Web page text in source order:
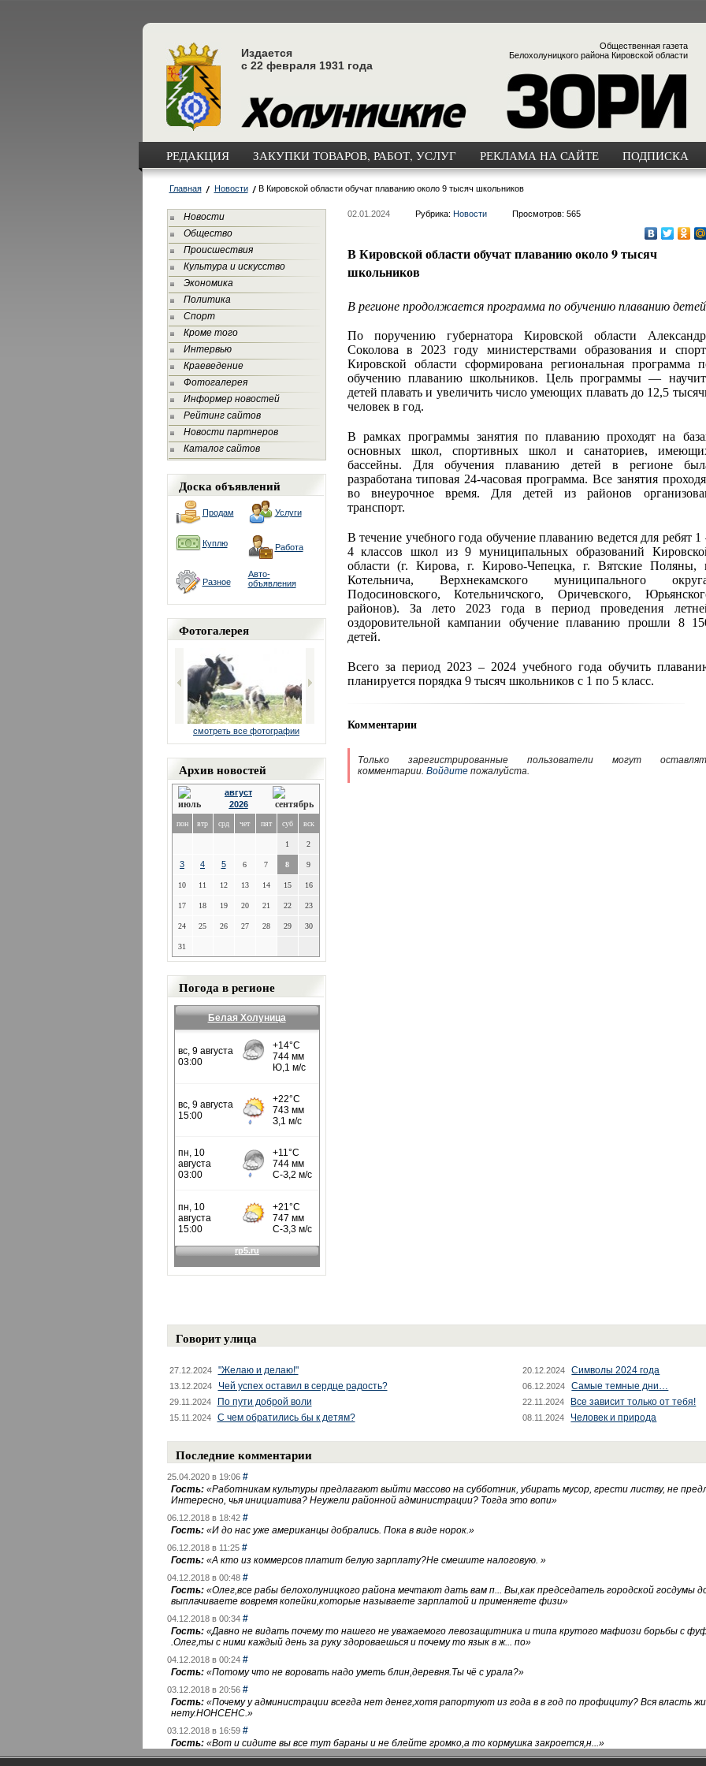
Издается
с 22 февраля 1931 года
Общественная газета
Белохолуницкого района Кировской области
РЕДАКЦИЯ ЗАКУПКИ ТОВАРОВ, РАБОТ, УСЛУГ РЕКЛАМА НА САЙТЕ ПОДПИСКА
Главная Новости В Кировской области обучат плаванию около 9 тысяч школьников
Новости
Общество
Происшествия
Культура и искусство
Экономика
Политика
Спорт
Кроме того
Интервью
Краеведение
Фотогалерея
Информер новостей
Рейтинг сайтов
Новости партнеров
Каталог сайтов
Доска объявлений
Продам Услуги
Куплю Работа
Разное
Авто-
объявления
Фотогалерея
смотреть все фотографии
Архив новостей
август
2026
пон втр срд чет пят суб вск
1 2
3 4 5 6 7 8 9
10 11 12 13 14 15 16
17 18 19 20 21 22 23
24 25 26 27 28 29 30
31
Погода в регионе
Белая Холуница
02.01.2024 Рубрика: Новости Просмотров: 565
В Кировской области обучат плаванию около 9 тысяч
школьников
В регионе продолжается программа по обучению плаванию
По поручению губернатора Кировской области
Соколова в 2023 году министерствами образования и
Кировской области сформирована региональная программа
обучению плаванию школьников. Цель программы —
детей плавать и увеличить число умеющих плавать до 12,5
человек в год.
В рамках программы занятия по плаванию проходят на
основных школ, спортивных школ и санаториев,
бассейны. Для обучения плаванию детей в регионе
разработана типовая 24-часовая программа. Все занятия
во внеурочное время. Для детей из районов
транспорт.
В течение учебного года обучение плаванию ведется для ребят 1
4 классов школ из 9 муниципальных образований
области (г. Кирова, г. Кирово-Чепецка, г. Вятские Поляны,
Котельнича, Верхнекамского муниципального
Подосиновского, Котельничского, Оричевского,
районов). За лето 2023 года в период проведения
оздоровительной кампании обучение плаванию прошли 8
детей.
Всего за период 2023 – 2024 учебного года обучить
планируется порядка 9 тысяч школьников с 1 по 5 класс.
Комментарии
Только зарегистрированные пользователи могут
комментарии. Войдитепожалуйста.
Говорит улица
27.12.2024 "Желаю и делаю!" 20.12.2024 Символы 2024 года
13.12.2024 Чей успех оставил в сердце радость? 06.12.2024 Самые темные дни…
29.11.2024 По пути доброй воли 22.11.2024 Все зависит только от тебя!
15.11.2024 С чем обратились бы к детям? 08.11.2024 Человек и природа
Последние комментарии
25.04.2020 в 19:06 #
Гость: «Работникам культуры предлагают выйти массово на субботник, убирать мусор, грести листву, не
Интересно, чья инициатива? Неужели районной администрации? Тогда это вопи»
06.12.2018 в 18:42 #
Гость: «И до нас уже американцы добрались. Пока в виде норок.»
06.12.2018 в 11:25 #
Гость: «А кто из коммерсов платит белую зарплату?Не смешите налоговую. »
04.12.2018 в 00:48 #
Гость: «Олег,все рабы белохолуницкого района мечтают дать вам п... Вы,как председатель городской госдумы
выплачиваете вовремя копейки,которые называете зарплатой и применяете физи»
04.12.2018 в 00:34 #
Гость: «Давно не видать почему то нашего не уважаемого левозащитника и типа крутого мафиози борьбы с
.Олег,ты с ними каждый день за руку здороваешься и почему то язык в ж... по»
04.12.2018 в 00:24 #
Гость: «Потому что не воровать надо уметь блин,деревня.Ты чё с урала?»
03.12.2018 в 20:56 #
Гость: «Почему у администрации всегда нет денег,хотя рапортуют из года в в год по профициту? Вся власть
нету.НОНСЕНС.»
03.12.2018 в 16:59 #
Гость: «Вот и сидите вы все тут бараны и не блейте громко,а то кормушка закроется,н...»